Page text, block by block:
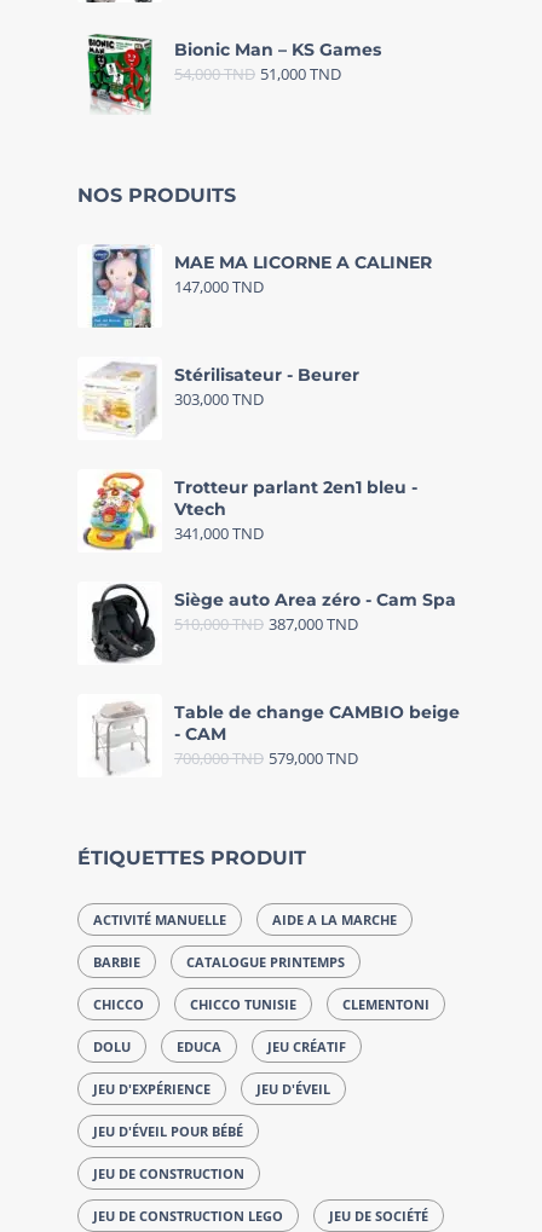
Bionic Man – KS Games
54,000TND 51,000TND
NOS PRODUITS
MAE MA LICORNE A CALINER
147,000TND
Stérilisateur - Beurer
303,000TND
Trotteur parlant 2en1 bleu -
Vtech
341,000TND
Siège auto Area zéro - Cam Spa
510,000TND 387,000TND
Table de change CAMBIO beige
- CAM
700,000TND 579,000TND
ÉTIQUETTES PRODUIT
ACTIVITÉ MANUELLE AIDE A LA MARCHE
BARBIE CATALOGUE PRINTEMPS
CHICCO CHICCO TUNISIE CLEMENTONI
DOLU EDUCA JEU CRÉATIF
JEU D'EXPÉRIENCE JEU D'ÉVEIL
JEU D'ÉVEIL POUR BÉBÉ
JEU DE CONSTRUCTION
JEU DE CONSTRUCTION LEGO JEU DE SOCIÉTÉ